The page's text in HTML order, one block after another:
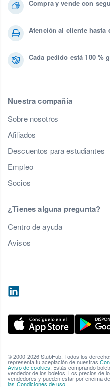
Compra y vende con
Atención al cliente hasta
Cada pedido está 100 %
Nuestra compañía
Sobre nosotros
Afiliados
Descuentos para estudiantes
Empleo
Socios
¿Tienes alguna pregunta?
Centro de ayuda
Avisos
© 2000-2026 StubHub. Todos los
representa tu aceptación de nuestras
Aviso de cookies. Estás comprando
vendedor de los boletos. Los precios de
vendedores y pueden estar por encima
las Condiciones de uso